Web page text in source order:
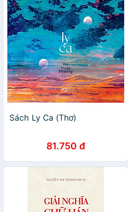
Sách Ly Ca (Thơ)
81.750 đ